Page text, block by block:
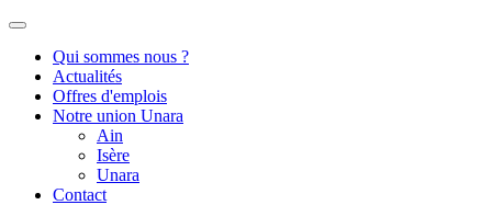
MENU
PRINCIPALQui sommes nous ?
Actualités
Offres d'emplois
Notre union Unara
Ain
Isère
Unara
Contact